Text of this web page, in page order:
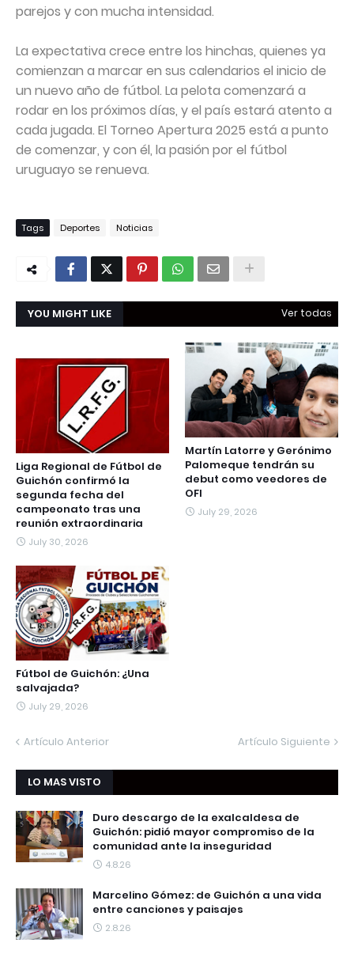
parejos y con mucha intensidad.
La expectativa crece entre los hinchas, quienes ya
comienzan a marcar en sus calendarios el inicio de
un nuevo año de fútbol. La pelota comenzará a
rodar en los próximos días, y el país estará atento a
cada jugada. El Torneo Apertura 2025 está a punto
de comenzar, y con él, la pasión por el fútbol
uruguayo se renueva.
Tags Deportes Noticias
YOU MIGHT LIKE Ver todas
Liga Regional de Fútbol de
Guichón confirmó la
segunda fecha del
campeonato tras una
reunión extraordinaria
July 30, 2026
Martín Latorre y Gerónimo
Palomeque tendrán su
debut como veedores de
OFI
July 29, 2026
Fútbol de Guichón: ¿Una
salvajada?
July 29, 2026
Artículo Anterior Artículo Siguiente
LO MAS VISTO
Duro descargo de la exalcaldesa de
Guichón: pidió mayor compromiso de la
comunidad ante la inseguridad
4.8.26
Marcelino Gómez: de Guichón a una vida
entre canciones y paisajes
2.8.26